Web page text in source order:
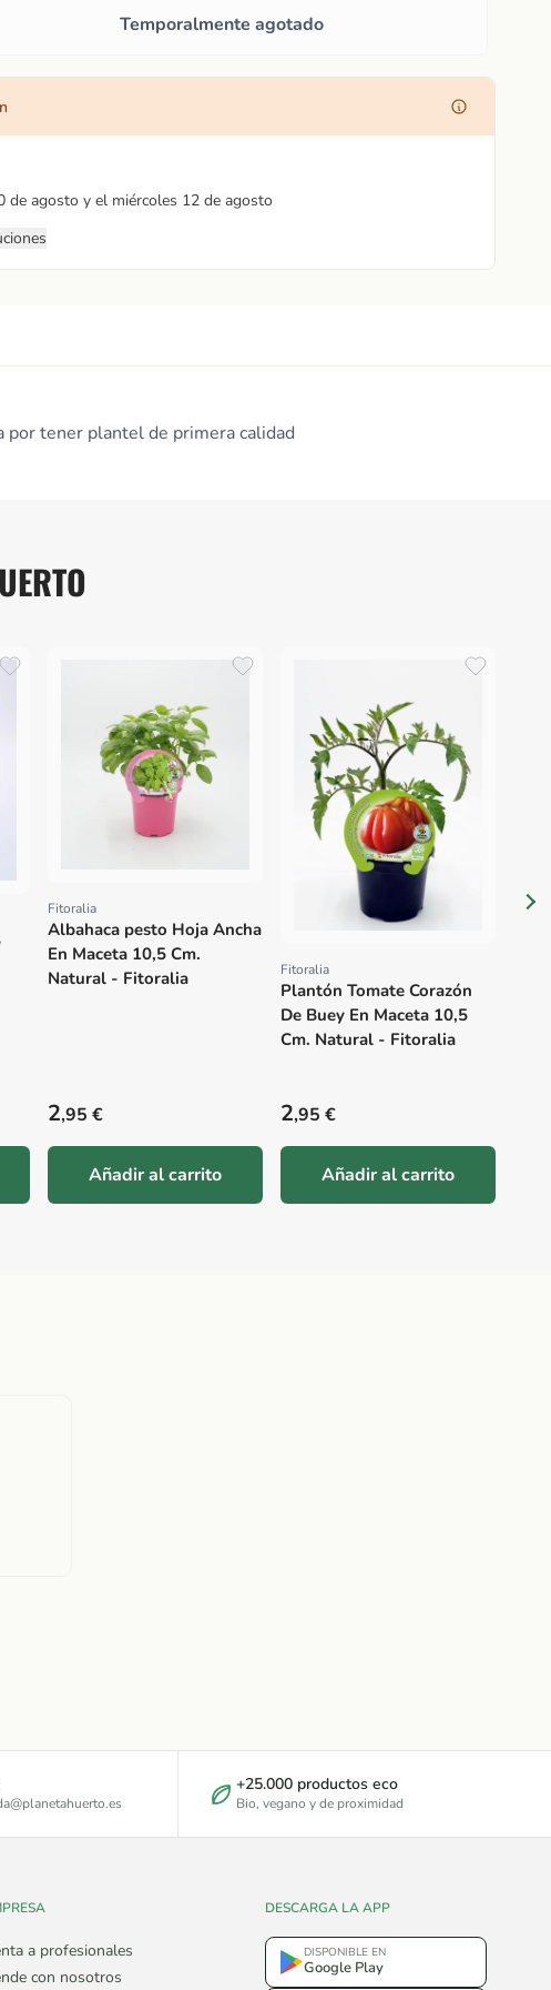
Temporalmente agotado
de agosto y el miércoles 12 de agosto
por tener plantel de primera calidad
Proveedor:
Fitoralia
Albahaca pesto Hoja Ancha
En Maceta 10,5 Cm.
Natural - Fitoralia
Precio habitual
2,95 €
Añadir al carrito
Proveedor:
Fitoralia
Plantón Tomate Corazón
De Buey En Maceta 10,5
Cm. Natural - Fitoralia
Precio habitual
2,95 €
Añadir al carrito
+25.000 productos eco
Bio, vegano y de proximidad
a profesionales
con nosotros
DESCARGA LA APP
DISPONIBLE EN
Google Play